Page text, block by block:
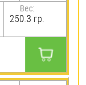
Вес:
250.3 гр.